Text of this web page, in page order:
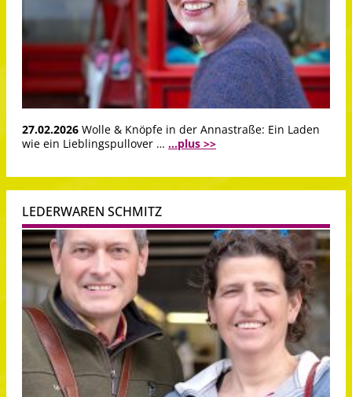
27.02.2026 Wolle & Knöpfe in der Annastraße: Ein Laden
wie ein Lieblingspullover … ...plus >>
LEDERWAREN SCHMITZ